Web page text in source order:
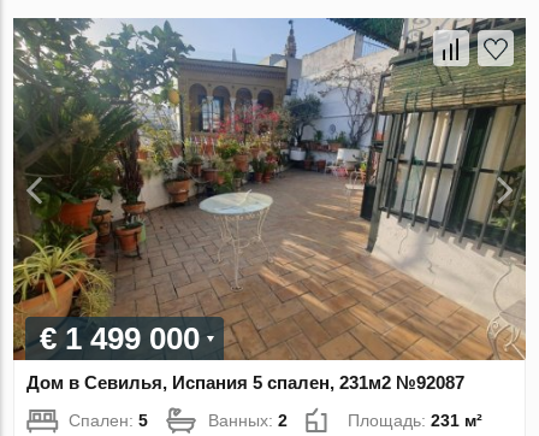
€ 1 499 000
Дом в Севилья, Испания 5 спален, 231м2 №92087
Спален:5 Ванных:2 Площадь:231 м²